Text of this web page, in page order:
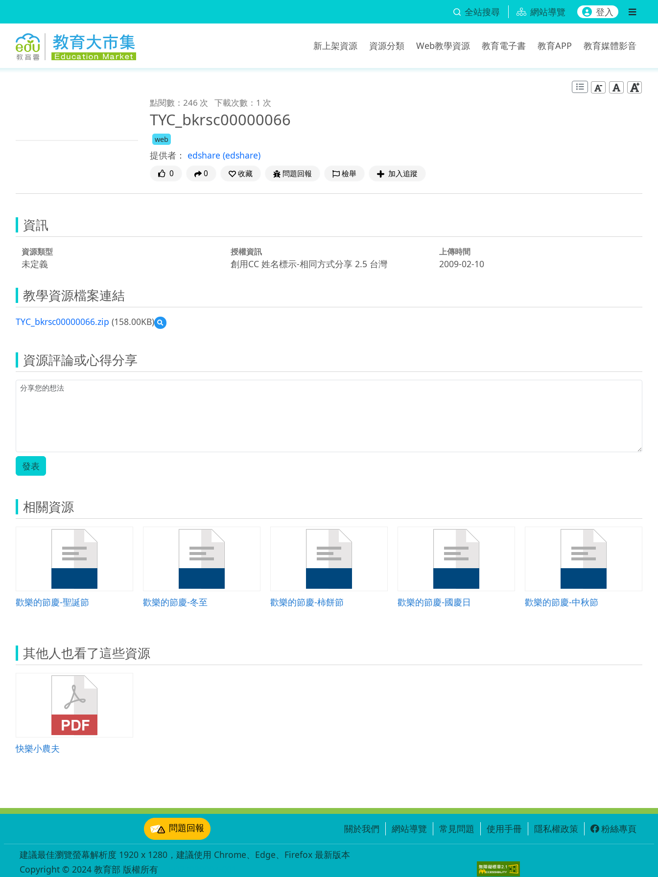
全站搜尋 網站導覽 登入
新上架資源 資源分類 Web教學資源 教育電子書 教育APP 教育媒體影音
點閱數：246 次 下載次數：1 次
TYC_bkrsc00000066
web
提供者： edshare (edshare)
0 0 收藏 問題回報 檢舉 加入追蹤
資訊
資源類型
未定義
授權資訊
創用CC 姓名標示-相同方式分享 2.5 台灣
上傳時間
2009-02-10
教學資源檔案連結
TYC_bkrsc00000066.zip (158.00KB)
預
覽
資源評論或心得分享
發表
相關資源
歡樂的節慶-聖誕節 歡樂的節慶-冬至 歡樂的節慶-柿餅節 歡樂的節慶-國慶日 歡樂的節慶-中秋節
其他人也看了這些資源
快樂小農夫
問題回報 關於我們 網站導覽 常見問題 使用手冊 隱私權政策 粉絲專頁
建議最佳瀏覽螢幕解析度 1920 x 1280，建議使用 Chrome、Edge、Firefox 最新版本
Copyright © 2024 教育部 版權所有